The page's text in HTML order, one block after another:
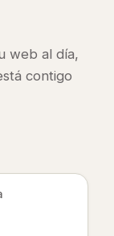
web al día,
contigo